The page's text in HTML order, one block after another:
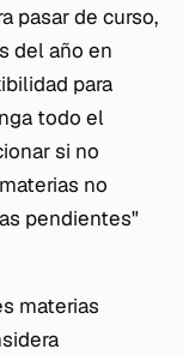
pasar de curso,
del año en
para
todo el
si no
no
pendientes"
materias